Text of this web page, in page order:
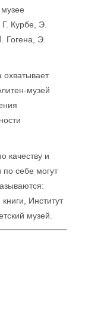
Курбе, Э.
Э.
охватывает
музей
качеству и
себе могут
Институт
музей.